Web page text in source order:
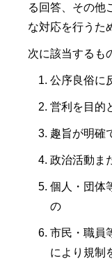
る回答、その他
な対応を行うた
次に該当するも
公序良俗に
営利を目的
趣旨が明確
政治活動ま
個人・団体
の
市民・職員
により規制